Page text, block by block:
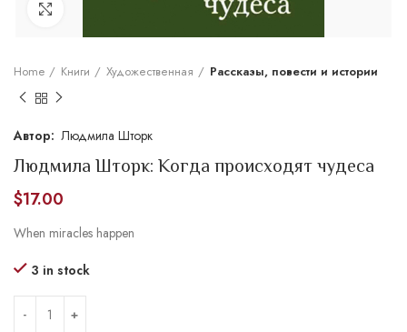
Home Книги Художественная Рассказы, повести и истории
Людмила Шторк
Людмила Шторк: Когда происходят чудеса
$17.00
When miracles happen
3 in stock